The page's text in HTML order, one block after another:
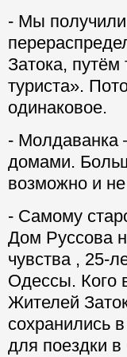
- Мы получили
Затока, путём
туриста».
одинаковое.
- Молдаванка
домами.
возможно и
- Самому
Дом Руссова
чувства , 25-
Одессы. Кого
Жителей
сохранились
для поездки в